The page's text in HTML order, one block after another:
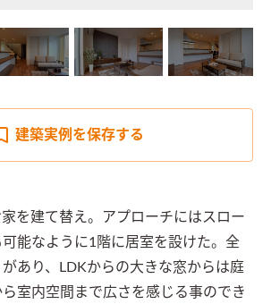
建築実例を保存する
を建て替え。アプローチにはスロー
能なように1階に居室を設けた。全
あり、LDKからの大きな窓からは庭
室内空間まで広さを感じる事のでき